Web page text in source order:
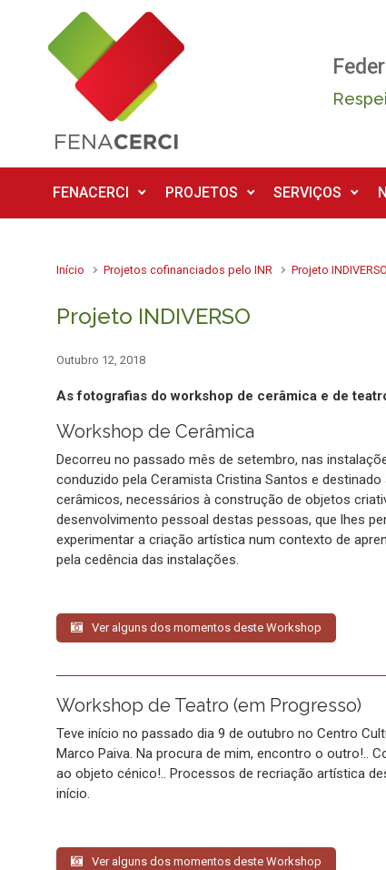
Skip to main content
FENACERCI PROJETOS SERVIÇOS
Início Projetos cofinanciados pelo INR Projeto INDIVERSO
Projeto INDIVERSO
Outubro 12, 2018
As fotografias do workshop de cerâmica e de
Workshop de Cerâmica
Decorreu no passado mês de setembro, nas
conduzido pela Ceramista Cristina Santos e
cerâmicos, necessários à construção de objetos
desenvolvimento pessoal destas pessoas, que lhes
experimentar a criação artística num contexto de
pela cedência das instalações.
Ver alguns dos momentos deste Workshop
Workshop de Teatro (em Progresso)
Teve início no passado dia 9 de outubro no Centro
Marco Paiva. Na procura de mim, encontro o outro!..
ao objeto cénico!.. Processos de recriação artística
início.
Ver alguns dos momentos deste Workshop